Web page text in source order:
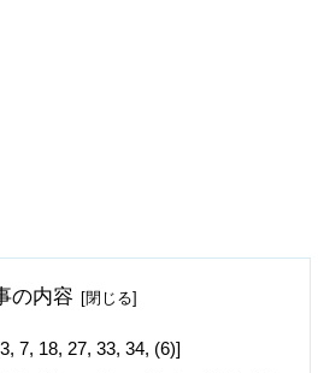
の内容
7, 18, 27, 33, 34, (6)]